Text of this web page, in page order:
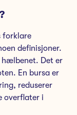
forklare
definisjoner.
hælbenet. Det er
En bursa er
reduserer
overflater i